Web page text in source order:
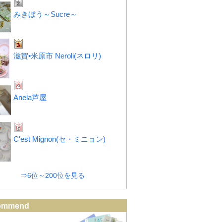
みきぼう～Sucre～
滋賀•米原市 Neroli(ネロリ)
Anela芦屋
C'est Mignon(セ・ミニョン)
⇒6位～200位を見る